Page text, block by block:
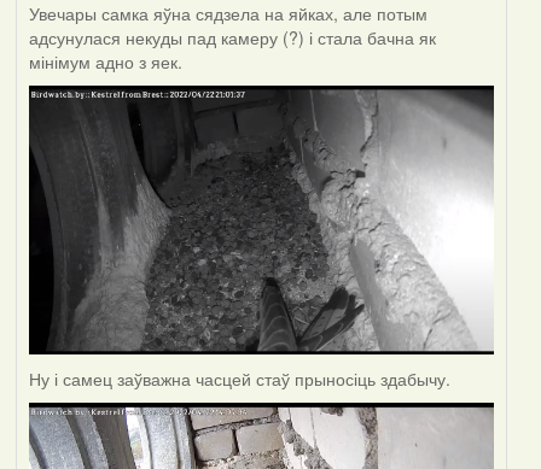
Увечары самка яўна сядзела на яйках, але потым
адсунулася некуды пад камеру (?) і стала бачна як
мінімум адно з яек.
Ну і самец заўважна часцей стаў прыносіць здабычу.